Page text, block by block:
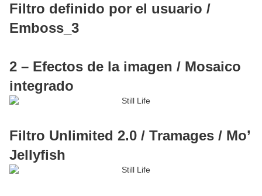
Filtro definido por el usuario /
Emboss_3
2 – Efectos de la imagen / Mosaico
integrado
Filtro Unlimited 2.0 / Tramages / Mo’
Jellyfish